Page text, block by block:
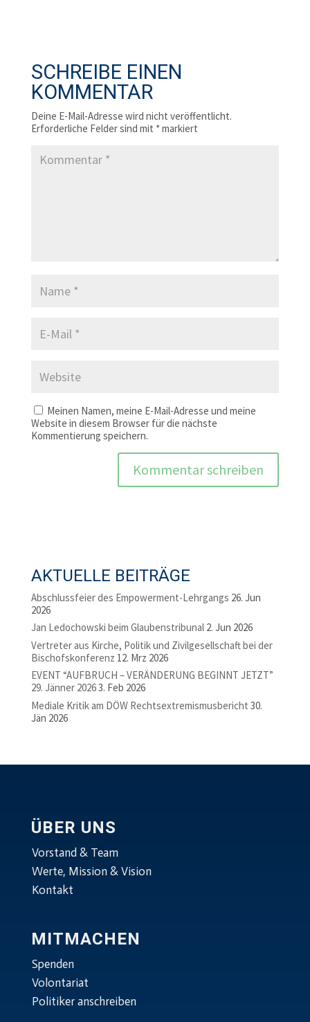
SCHREIBE EINEN
KOMMENTAR
Deine E-Mail-Adresse wird nicht veröffentlicht.
Erforderliche Felder sind mit *markiert
Meinen Namen, meine E-Mail-Adresse und meine
Website in diesem Browser für die nächste
Kommentierung speichern.
AKTUELLE BEITRÄGE
Abschlussfeier des Empowerment-Lehrgangs 26. Jun
2026
Jan Ledochowski beim Glaubenstribunal 2. Jun 2026
Vertreter aus Kirche, Politik und Zivilgesellschaft bei der
Bischofskonferenz 12. Mrz 2026
EVENT “AUFBRUCH – VERÄNDERUNG BEGINNT JETZT”
29. Jänner 20263. Feb 2026
Mediale Kritik am DÖW Rechtsextremismusbericht 30.
Jän 2026
ÜBER UNS
Vorstand & Team
Werte, Mission & Vision
Kontakt
MITMACHEN
Spenden
Volontariat
Politiker anschreiben